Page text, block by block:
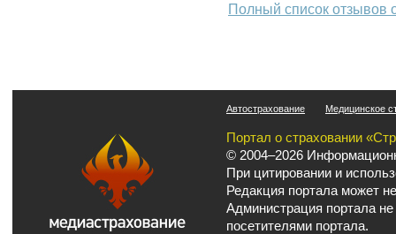
Полный список отзывов
Автострахование Медицинское
Портал о страховании
© 2004–2026
При цитировании и
Редакция портала может
Администрация портала
посетителями портала.